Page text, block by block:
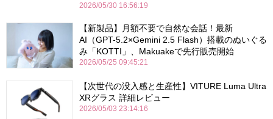
2026/05/30 16:56:19
【新製品】月額不要で自然な会話！最新
AI（GPT-5.2×Gemini 2.5 Flash）搭載のぬいぐる
み「KOTTI」、Makuakeで先行販売開始
2026/05/25 09:45:21
【次世代の没入感と生産性】VITURE Luma Ultra
XRグラス 詳細レビュー
2026/05/03 23:14:16